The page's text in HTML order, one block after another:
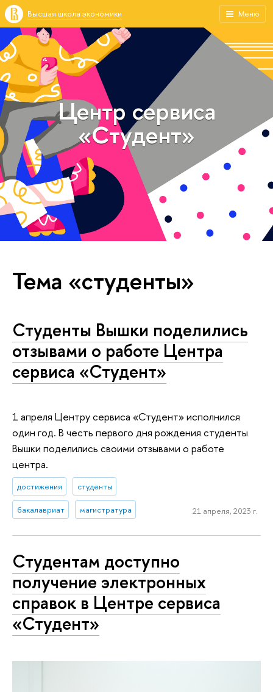
Меню
Высшая школа экономики
Центр сервиса
«Студент»
Тема «студенты»
Студенты Вышки поделились
отзывами о работе Центра
сервиса «Студент»
1 апреля Центру сервиса «Студент» исполнился
один год. В честь первого дня рождения студенты
Вышки поделились своими отзывами о работе
центра.
достижения студенты
бакалавриат магистратура 21 апреля, 2023 г.
Студентам доступно
получение электронных
справок в Центре сервиса
«Студент»